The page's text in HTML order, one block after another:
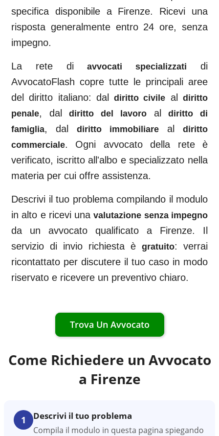
specifica disponibile a Firenze. Ricevi una
risposta generalmente entro 24 ore, senza
impegno.
La rete diavvocati specializzati
di
AvvocatoFlash copre tutte le principali aree
del diritto italiano: daldiritto civile al
diritto
penale, dal diritto del lavoroal
diritto di
famiglia, dal diritto immobiliare al
diritto
commerciale. Ogni avvocato della rete è
verificato, iscritto all'albo e specializzato nella
materia per cui offre assistenza.
Descrivi il tuo problema compilando il modulo
in alto e ricevi unavalutazione senza impegno
da un avvocato qualificato a Firenze. Il
servizio di invio richiesta è gratuito: verrai
ricontattato per discutere il tuo caso in modo
riservato e ricevere un preventivo chiaro.
Trova Un Avvocato
Come Richiedere un Avvocato
a Firenze
1 Descrivi il tuo problema
Compila il modulo in questa pagina spiegando